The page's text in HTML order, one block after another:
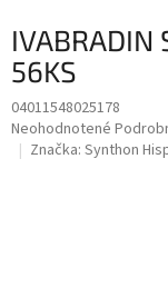
IVABRADIN
56KS
04011548025178
Priemerné
hodnotenie
Neohodnotené
Značka: Synthon